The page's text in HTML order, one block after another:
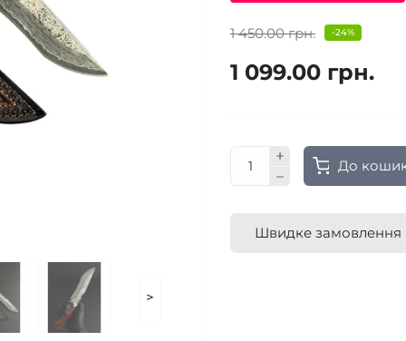
>
1 450.00 грн. -24%
1 099.00 грн.
До
Швидке замовлення